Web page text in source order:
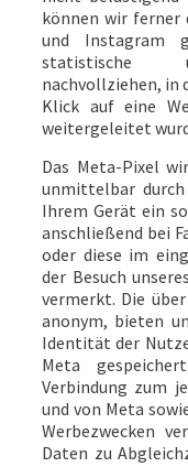
können wir ferner
und Instagram
statistische
nachvollziehen, in
Klick auf eine
weitergeleitet
Das Meta-Pixel
unmittelbar
Ihrem Gerät ein
anschließend bei
oder diese im
der Besuch
vermerkt. Die
anonym, bieten
Identität der
Meta
Verbindung zum
und von Meta
Werbezwecken
Daten zu